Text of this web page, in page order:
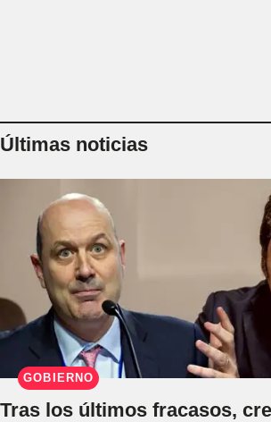
Últimas noticias
GOBIERNO
Tras los últimos fracasos,